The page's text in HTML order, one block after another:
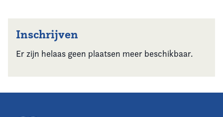
Inschrijven
Er zijn helaas geen plaatsen meer beschikbaar.